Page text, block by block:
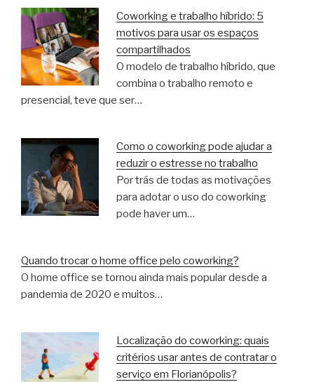
Coworking e trabalho híbrido: 5
motivos para usar os espaços
compartilhados
O modelo de trabalho híbrido, que
combina o trabalho remoto e
presencial, teve que ser…
Como o coworking pode ajudar a
reduzir o estresse no trabalho
Por trás de todas as motivações
para adotar o uso do coworking
pode haver um…
Quando trocar o home office pelo coworking?
O home office se tornou ainda mais popular desde a
pandemia de 2020 e muitos…
Localização do coworking: quais
critérios usar antes de contratar o
serviço em Florianópolis?